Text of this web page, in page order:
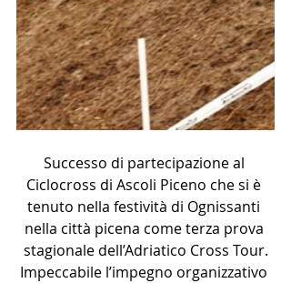
Successo di partecipazione al
Ciclocross di Ascoli Piceno che si è
tenuto nella festività di Ognissanti
nella città picena come terza prova
stagionale dell’Adriatico Cross Tour.
Impeccabile l’impegno organizzativo